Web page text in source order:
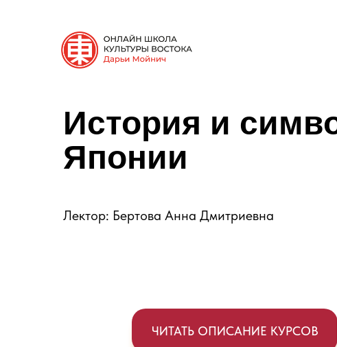
История и
Японии
Лектор: Бертова Анна Дмитриевна
ЧИТАТЬ ОПИСАНИЕ КУРСОВ